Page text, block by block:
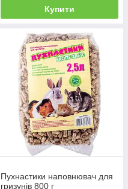
Купити
Пухнастики наповнювач для
гризунів 800 г